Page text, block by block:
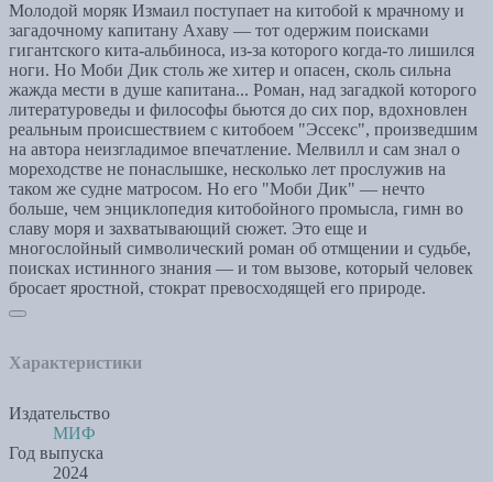
Молодой моряк Измаил поступает на китобой к мрачному и
загадочному капитану Ахаву — тот одержим поисками
гигантского кита-альбиноса, из-за которого когда-то лишился
ноги. Но Моби Дик столь же хитер и опасен, сколь сильна
жажда мести в душе капитана... Роман, над загадкой которого
литературоведы и философы бьются до сих пор, вдохновлен
реальным происшествием с китобоем "Эссекс", произведшим
на автора неизгладимое впечатление. Мелвилл и сам знал о
мореходстве не понаслышке, несколько лет прослужив на
таком же судне матросом. Но его "Моби Дик" — нечто
больше, чем энциклопедия китобойного промысла, гимн во
славу моря и захватывающий сюжет. Это еще и
многослойный символический роман об отмщении и судьбе,
поисках истинного знания — и том вызове, который человек
бросает яростной, стократ превосходящей его природе.
Характеристики
Издательство
МИФ
Год выпуска
2024